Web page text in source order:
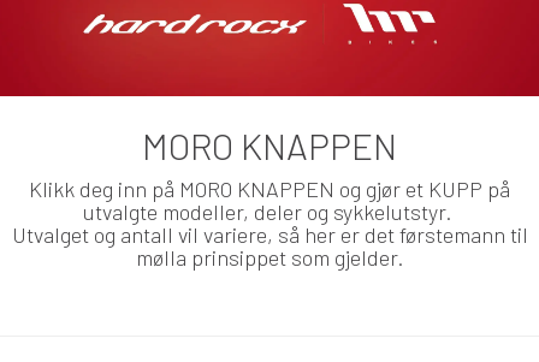
MORO KNAPPEN
Klikk deg inn på MORO KNAPPEN og gjør et KUPP på
utvalgte modeller, deler og sykkelutstyr.
Utvalget og antall vil variere, så her er det førstemann til
mølla prinsippet som gjelder.